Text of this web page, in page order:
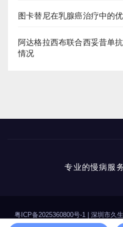
图卡替尼在乳腺癌治疗中的
阿达格拉西布联合西妥昔单
情况
专业的慢病服
粤ICP备2025360800号-1
深圳市久